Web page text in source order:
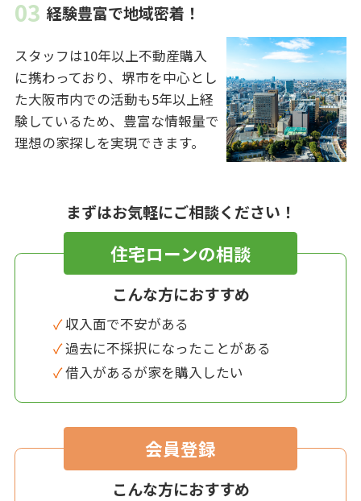
経験豊富で地域密着！
スタッフは10年以上不動産購入
に携わっており、堺市を中心とし
た大阪市内での活動も5年以上経
験しているため、豊富な情報量で
理想の家探しを実現できます。
まずはお気軽にご相談ください！
住宅ローンの相談
こんな方におすすめ
✓ 収入面で不安がある
✓ 過去に不採択になったことがある
✓ 借入があるが家を購入したい
会員登録
こんな方におすすめ